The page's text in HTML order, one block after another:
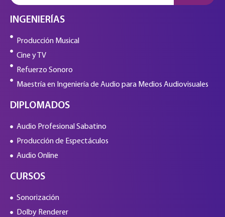
INGENIERÍAS
Producción Musical
Cine y TV
Refuerzo Sonoro
Maestría en Ingeniería de Audio para Medios Audiovisuales
DIPLOMADOS
Audio Profesional Sabatino
Producción de Espectáculos
Audio Online
CURSOS
Sonorización
Dolby Renderer